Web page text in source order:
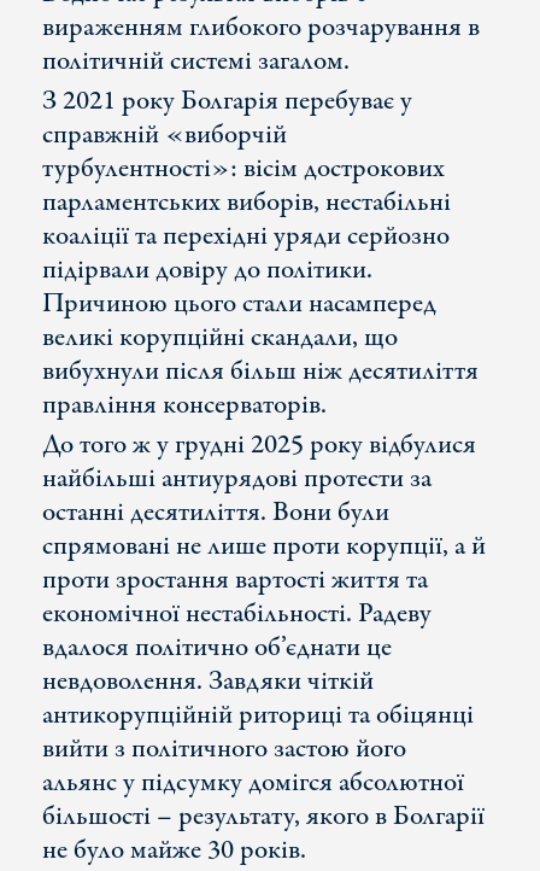
вираженням глибокого розчарування в
політичній системі загалом.
З 2021 року Болгарія перебуває у
справжній «виборчій
турбулентності»: вісім дострокових
парламентських виборів, нестабільні
коаліції та перехідні уряди серйозно
підірвали довіру до політики.
Причиною цього стали насамперед
великі корупційні скандали, що
вибухнули після більш ніж десятиліття
правління консерваторів.
До того ж у грудні 2025 року відбулися
найбільші антиурядові протести за
останні десятиліття. Вони були
спрямовані не лише проти корупції, а й
проти зростання вартості життя та
економічної нестабільності. Радеву
вдалося політично об’єднати це
невдоволення. Завдяки чіткій
антикорупційній риториці та обіцянці
вийти з політичного застою його
альянс у підсумку домігся абсолютної
більшості – результату, якого в Болгарії
не було майже 30 років.